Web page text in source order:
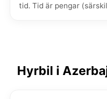
tid. Tid är pengar
Hyrbil i